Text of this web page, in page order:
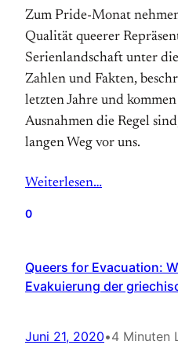
Zum Pride-Monat
Qualität queerer
Serienlandschaft unter
Zahlen und Fakten,
letzten Jahre und
Ausnahmen die Regel
langen Weg vor uns.
Weiterlesen…
0
Queers for Evacuation:
Evakuierung der
Juni 21, 2020•4 Minuten